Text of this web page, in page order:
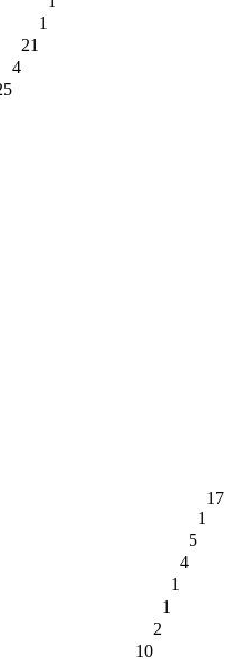
1
21
4
17
1
5
4
1
1
2
10